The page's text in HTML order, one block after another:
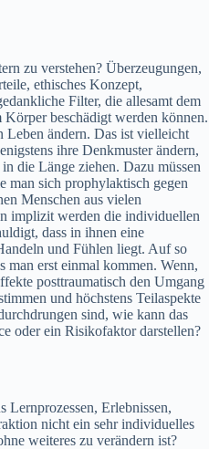
zu verstehen? Überzeugungen,
ethisches Konzept,
Filter, die allesamt dem
beschädigt werden können.
ändern. Das ist vielleicht
ihre Denkmuster ändern,
die Länge ziehen. Dazu müssen
man sich prophylaktisch gegen
Menschen aus vielen
implizit werden die individuellen
dass in ihnen eine
und Fühlen liegt. Auf so
man erst einmal kommen. Wenn,
posttraumatisch den Umgang
und höchstens Teilaspekte
sind, wie kann das
oder ein Risikofaktor darstellen?
Lernprozessen, Erlebnissen,
nicht ein sehr individuelles
weiteres zu verändern ist?